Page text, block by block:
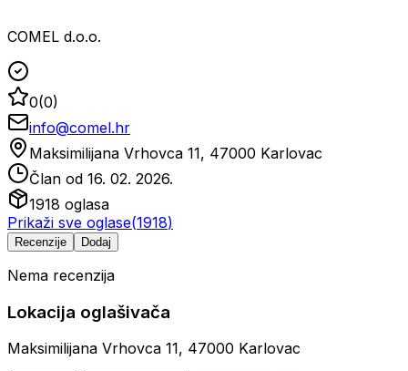
COMEL d.o.o.
0(0)
info@comel.hr
Maksimilijana Vrhovca 11, 47000 Karlovac
Član od 16. 02. 2026.
1918 oglasa
Prikaži sve oglase(1918)
Recenzije Dodaj
Nema recenzija
Lokacija oglašivača
Maksimilijana Vrhovca 11, 47000 Karlovac